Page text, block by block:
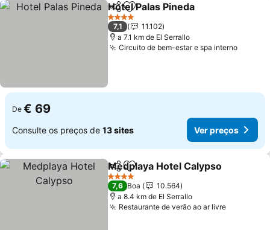
PartilharAdicionar aos favoritos
Hotel Palas Pineda
4 Estrelas
7,1
11.102
a 7.1 km de El Serrallo
Circuito de bem-estar e spa internoVer
De € 69
Consulte os preços de 13 sites Ver preços
PartilharAdicionar aos favoritos
Medplaya Hotel Calypso
4 Estrelas
7,6 Boa
10.564
a 8.4 km de El Serrallo
Restaurante de verão ao ar livreVer